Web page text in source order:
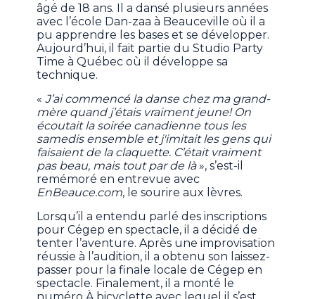
âgé de 18 ans. Il a dansé plusieurs années
avec l’école Dan-zaa à Beauceville où il a
pu apprendre les bases et se développer.
Aujourd’hui, il fait partie du Studio Party
Time à Québec où il développe sa
technique.
«J’ai commencé la danse chez ma grand-
mère quand j’étais vraiment jeune! On
écoutait la soirée canadienne tous les
samedis ensemble et j'imitait les gens qui
faisaient de la claquette. C’était vraiment
pas beau, mais tout par de là», s’est-il
remémoré en entrevue avec
EnBeauce.com, le sourire aux lèvres.
Lorsqu’il a entendu parlé des inscriptions
pour Cégep en spectacle, il a décidé de
tenter l’aventure. Après une improvisation
réussie à l’audition, il a obtenu son laissez-
passer pour la finale locale de Cégep en
spectacle. Finalement, il a monté le
numéro À bicyclette avec lequel il s’est